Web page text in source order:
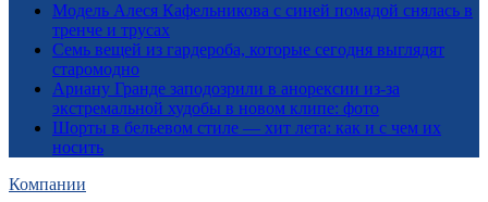
Модель Алеся Кафельникова с синей помадой снялась в
тренче и трусах
Семь вещей из гардероба, которые сегодня выглядят
старомодно
Ариану Гранде заподозрили в анорексии из-за
экстремальной худобы в новом клипе: фото
Шорты в бельевом стиле — хит лета: как и с чем их
носить
Компании